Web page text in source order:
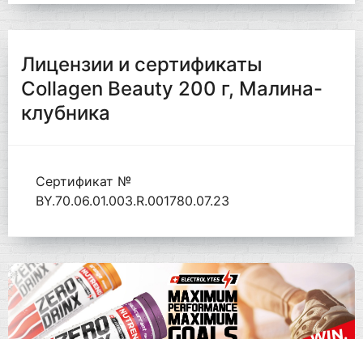
Лицензии и сертификаты
Collagen Beauty 200 г, Малина-
клубника
Сертификат №
BY.70.06.01.003.R.001780.07.23